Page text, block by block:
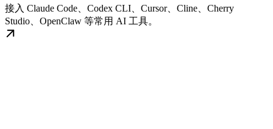
接入 Claude Code、Codex CLI、Cursor、Cline、Cherry
Studio、OpenClaw 等常用 AI 工具。